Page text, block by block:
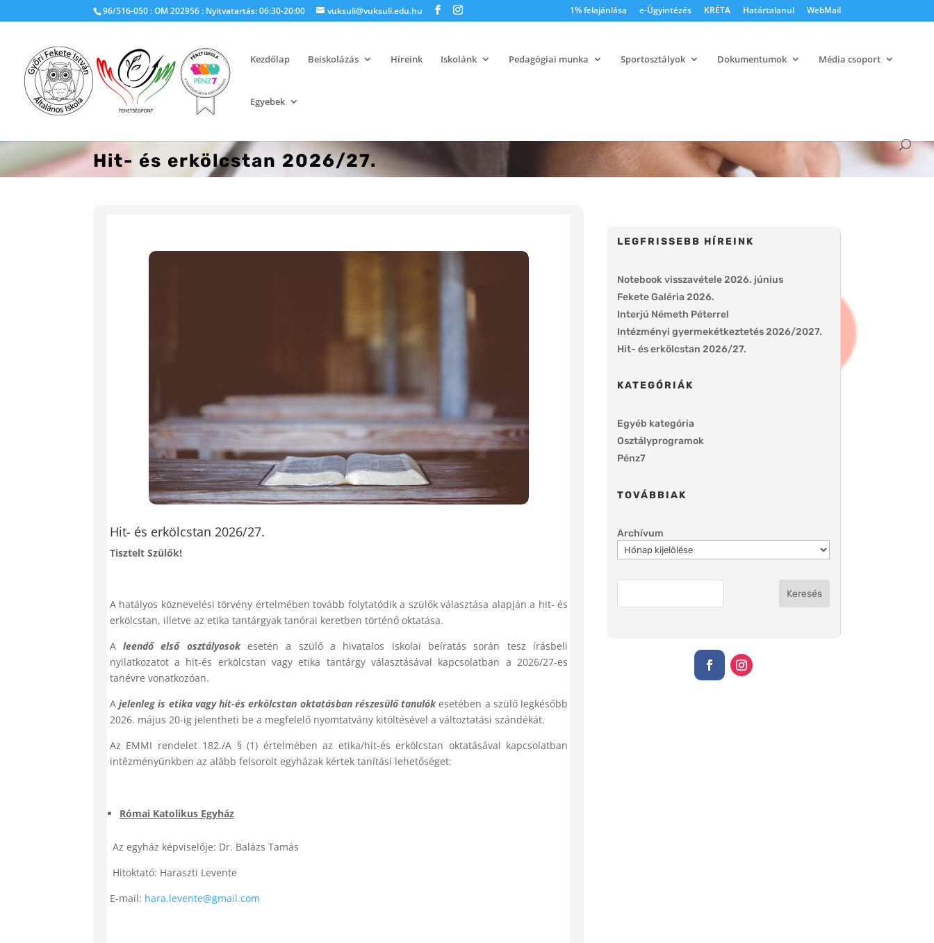
96/516-050 : OM 202956 : Nyitvatartás: 06:30-20:00 vuksuli@vuksuli.edu.hu 1% felajánlása e-Ügyintézés KRÉTA Határtalanul WebMail
Kezdőlap Beiskolázás Híreink Iskolánk Pedagógiai munka Sportosztályok Dokumentumok Média csoport
Egyebek
Hit- és erkölcstan 2026/27.
Hit- és erkölcstan 2026/27.
Tisztelt Szülők!
A hatályos köznevelési törvény értelmében tovább folytatódik a szülők választása alapján a hit- és
erkölcstan, illetve az etika tantárgyak tanórai keretben történő oktatása.
Aleendő első osztályosokesetén a szülő a hivatalos iskolai beíratás során tesz írásbeli
nyilatkozatot a hit-és erkölcstan vagy etika tantárgy választásával kapcsolatban a 2026/27-es
tanévre vonatkozóan.
A jelenleg is etika vagy hit-és erkölcstan oktatásban részesülő tanulókesetében a szülő legkésőbb
2026. május 20-ig jelentheti be a megfelelő nyomtatvány kitöltésével a változtatási szándékát.
Az EMMI rendelet 182./A § (1) értelmében az etika/hit-és erkölcstan oktatásával kapcsolatban
intézményünkben az alább felsorolt egyházak kértek tanítási lehetőséget:
Római Katolikus Egyház
Az egyház képviselője: Dr. Balázs Tamás
Hitoktató: Haraszti Levente
E-mail: hara.levente@gmail.com
LEGFRISSEBB HÍREINK
Notebook visszavétele 2026. június
Fekete Galéria 2026.
Interjú Németh Péterrel
Intézményi gyermekétkeztetés 2026/2027.
Hit- és erkölcstan 2026/27.
KATEGÓRIÁK
Egyéb kategória
Osztályprogramok
Pénz7
TOVÁBBIAK
Archívum
Keresés